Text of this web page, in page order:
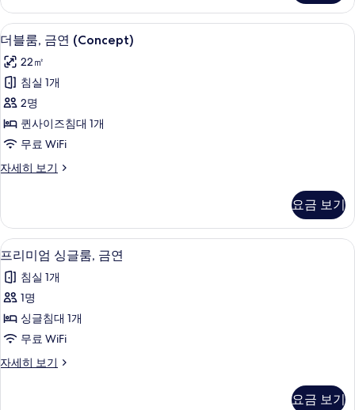
guest
for2-
3)
사
진
모
두
보
기
연
(Concept,Bed
equal
num
of
guest
3)
자
세
히
보
더
블
룸,
금
연
(Concept)
사
진
두
보
기
더블룸, 금연 (Concept) | 저자극성 침
1
더블룸, 금연 (Concept)
22㎡
침실 1개
2명
퀸사이즈침대 1개
무료 WiFi
자세히 보기
더
연
(Concept)
자
히
보
요금 보기
프
리
미
엄
싱
글
룸,
프리미엄 싱글룸, 금연 | 저자극성 침
1
프리미엄 싱글룸, 금연
침실 1개
1명
싱글침대 1개
무료 WiFi
자세히 보기
프
요금 보기